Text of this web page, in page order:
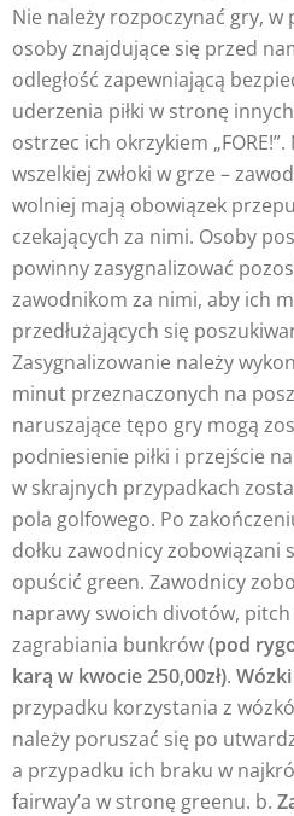
Nie należy rozpoczynać gry, w
osoby znajdujące się przed
odległość zapewniającą
uderzenia piłki w stronę
ostrzec ich okrzykiem
wszelkiej zwłoki w grze –
wolniej mają obowiązek
czekających za nimi. Osoby
powinny zasygnalizować
zawodnikom za nimi, aby ich
przedłużających się
Zasygnalizowanie należy
minut przeznaczonych na
naruszające tępo gry mogą
podniesienie piłki i przejście
w skrajnych przypadkach
pola golfowego. Po
dołku zawodnicy zobowiązani
opuścić green. Zawodnicy
naprawy swoich divotów,
zagrabiania bunkrów(pod
karą w kwocie 250,00zł).
przypadku korzystania z
należy poruszać się po
a przypadku ich braku w
fairway’a w stronę greenu. b.